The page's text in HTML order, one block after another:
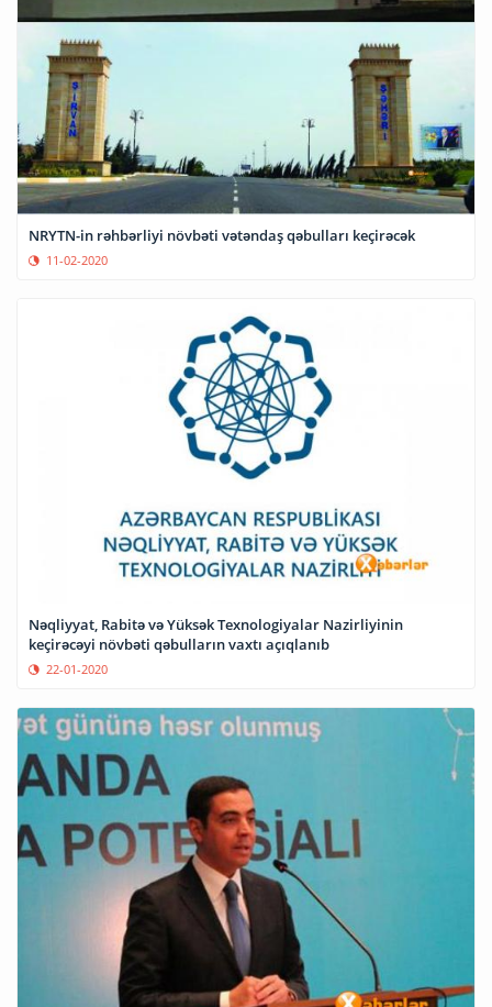
NRYTN-in rəhbərliyi növbəti vətəndaş qəbulları keçirəcək
11-02-2020
Nəqliyyat, Rabitə və Yüksək Texnologiyalar Nazirliyinin
keçirəcəyi növbəti qəbulların vaxtı açıqlanıb
22-01-2020